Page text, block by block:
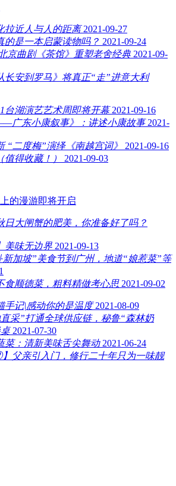
拉近人与人的距离 2021-09-27
的是一本启蒙读物吗？ 2021-09-24
京曲剧《茶馆》重塑老舍经典 2021-09-
长安到罗马》将真正“走”进意大利
台湖演艺艺术周即将开幕 2021-09-16
广东小康叙事》：讲述小康故事 2021-
“二度梅”演绎《南越宫词》
2021-09-16
得收藏！）
2021-09-03
的漫游即将开启
日大闸蟹的肥美，你准备好了吗？
美味无边界 2021-09-13
新加坡”美食节到广州，地道“娘惹菜”等
食顺德菜，粗料精做考心思 2021-09-02
手记|感动你的是温度 2021-08-09
采”打通全球供应链，秘鲁“森林奶
2021-07-30
菜：清新美味舌尖舞动 2021-06-24
父亲引入门，修行二十年只为一味靓